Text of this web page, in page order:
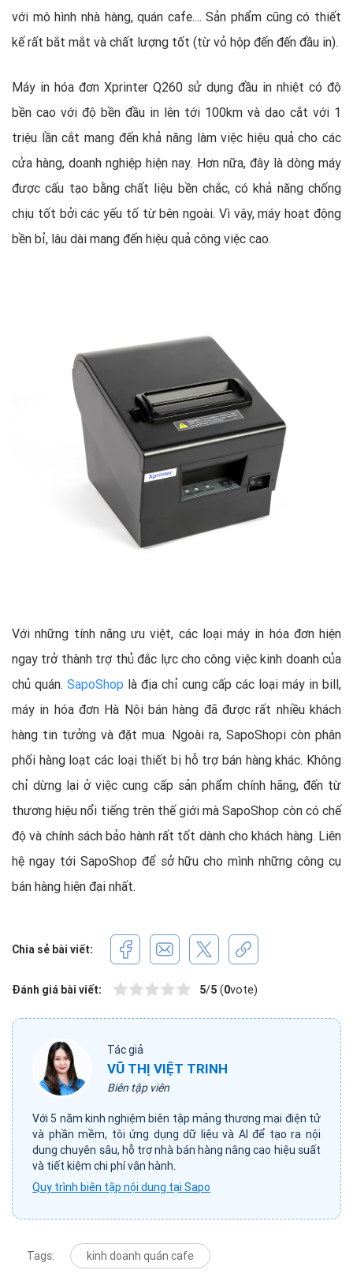
với mô hình nhà hàng, quán cafe.... Sản phẩm cũng có thiết
kế rất bắt mắt và chất lượng tốt (từ vỏ hộp đến đến đầu in).
Máy in hóa đơn Xprinter Q260 sử dụng đầu in nhiệt có độ
bền cao với độ bền đầu in lên tới 100km và dao cắt với 1
triệu lần cắt mang đến khả năng làm việc hiệu quả cho các
cửa hàng, doanh nghiệp hiện nay. Hơn nữa, đây là dòng máy
được cấu tạo bằng chất liệu bền chắc, có khả năng chống
chịu tốt bởi các yếu tố từ bên ngoài. Vì vậy, máy hoạt động
bền bỉ, lâu dài mang đến hiệu quả công việc cao.
Với những tính năng ưu việt, các loại máy in hóa đơn hiện
ngay trở thành trợ thủ đắc lực cho công việc kinh doanh của
chủ quán. SapoShop là địa chỉ cung cấp các loại máy in bill,
máy in hóa đơn Hà Nội bán hàng đã được rất nhiều khách
hàng tin tưởng và đặt mua. Ngoài ra, SapoShopi còn phân
phối hàng loạt các loại thiết bị hỗ trợ bán hàng khác. Không
chỉ dừng lại ở việc cung cấp sản phẩm chính hãng, đến từ
thương hiệu nổi tiếng trên thế giới mà SapoShop còn có chế
độ và chính sách bảo hành rất tốt dành cho khách hàng. Liên
hệ ngay tới SapoShop để sở hữu cho mình những công cụ
bán hàng hiện đại nhất.
Chia sẻ bài viết:
Đánh giá bài viết: 5/5 (0vote)
Tác giả
VŨ THỊ VIỆT TRINH
Biên tập viên
Với 5 năm kinh nghiệm biên tập mảng thương mại điện tử
và phần mềm, tôi ứng dụng dữ liệu và AI để tạo ra nội
dung chuyên sâu, hỗ trợ nhà bán hàng nâng cao hiệu suất
và tiết kiệm chi phí vận hành.
Quy trình biên tập nội dung tại Sapo
Tags: kinh doanh quán cafe